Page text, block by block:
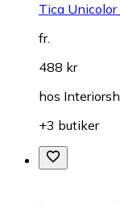
Tica
fr.
488 kr
hos
+3 butiker